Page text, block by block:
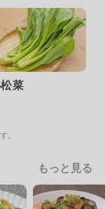
菜
。
もっと見る